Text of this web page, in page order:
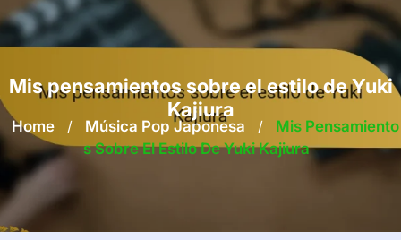
content
Mis pensamientos sobre el estilo de Yuki
Kajiura
Home / Música Pop Japonesa /
Mis Pensamiento
S Sobre El Estilo De Yuki Kajiura